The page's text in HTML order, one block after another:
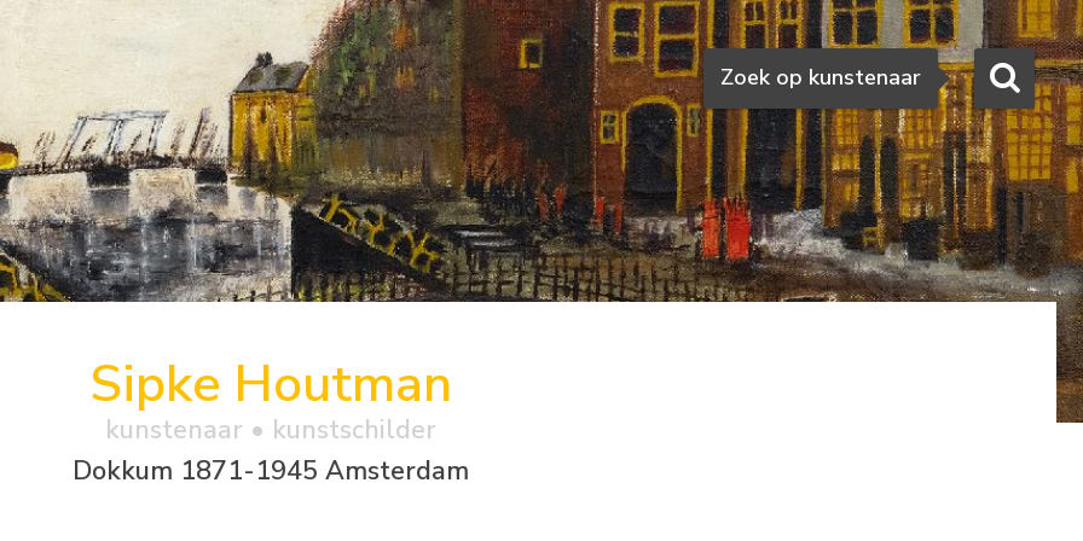
Zoeken
Zoek op kunstenaar
Sipke Houtman
kunstenaar • kunstschilder
Dokkum 1871-1945 Amsterdam